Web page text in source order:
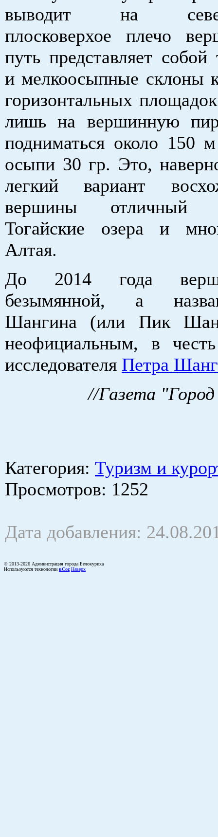
выводит на
плосковерхое плечо
путь представляет собой
и мелкоосыпные склоны
горизонтальных
лишь на вершинную
подниматься около 150
осыпи 30 гр. Это,
легкий вариант
вершины отличный
Тогайские озера и
Алтая.
До 2014 года
безымянной, а
Шангина (или Пик
неофициальным, в честь
исследователя Петра
//Газета "Город
Категория: Туризм и
Просмотров: 1252
Дата добавления:
© 2013-2026 Администрация города Белокуриха
Используются технологии uCoz Наверх